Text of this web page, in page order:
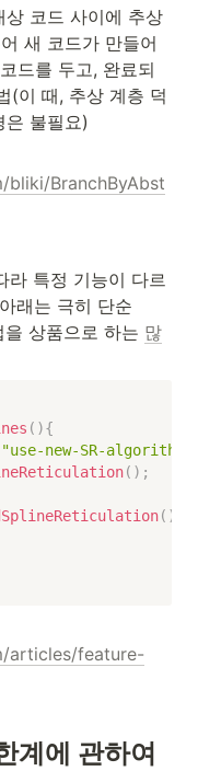
상 코드 사이에 추상
새 코드가 만들어
드를 두고, 완료되
(이 때, 추상 계층 덕
은 불필요)
BranchByAbst
특정 기능이 다르
래는 극히 단순
상품으로 하는 많
( ){
"use-new-SR-algorithm"
( ) ;
( )
articles/feature-
계에 관하여